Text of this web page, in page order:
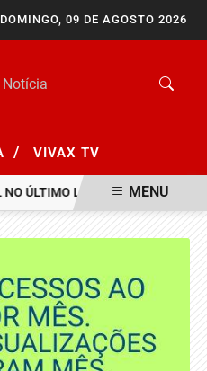
DOMINGO, 09 DE AGOSTO 2026
/ VIVAX TV
NO ÚLTIMO LANCE, BOTAFOGO
MENU